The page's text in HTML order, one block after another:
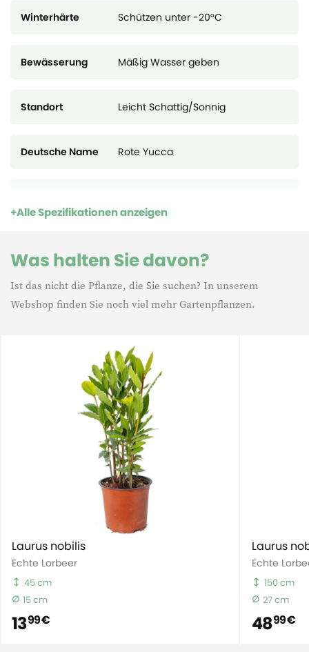
Winterhärte Schützen unter -20°C
Bewässerung Mäßig Wasser geben
Standort Leicht Schattig/Sonnig
Deutsche Name Rote Yucca
Alle Spezifikationen anzeigen
Was halten Sie davon?
Ist das nicht die Pflanze, die Sie suchen? In unserem
Webshop finden Sie noch viel mehr Gartenpflanzen.
Laurus nobilis
Echte Lorbeer
45 cm
15 cm
1399 €
Laurus
Echte
150 cm
27 cm
4899 €